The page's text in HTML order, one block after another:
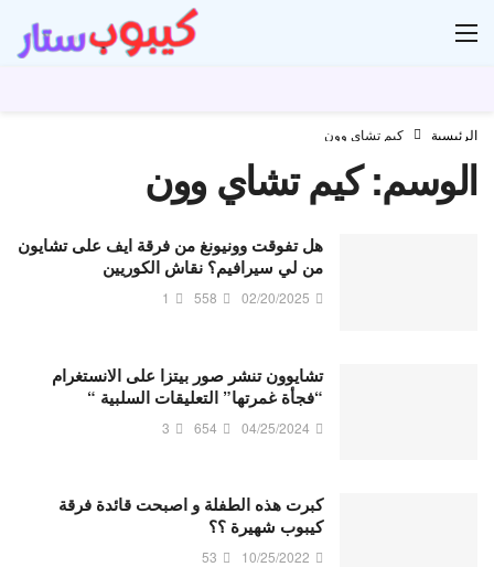
الرئيسية كيم تشاي وون
الوسم:كيم تشاي وون
هل تفوقت وونيونغ من فرقة ايف على تشايون
من لي سيرافيم؟ نقاش الكوريين
02/20/2025
558
1
تشايوون تنشر صور بيتزا على الانستغرام
“فجأة غمرتها” التعليقات السلبية “
04/25/2024
654
3
كبرت هذه الطفلة و اصبحت قائدة فرقة
كيبوب شهيرة ؟؟
10/25/2022
53